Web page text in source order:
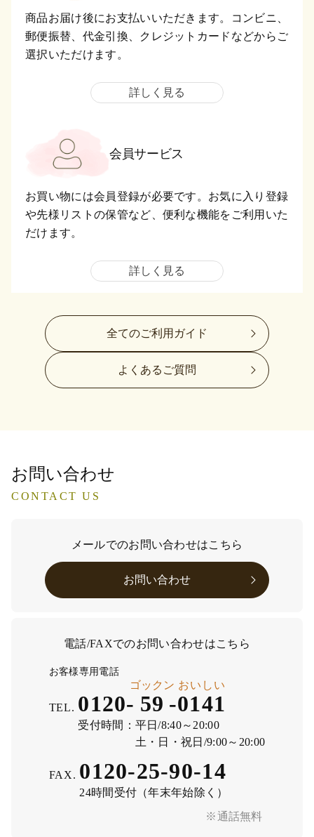
商品お届け後にお支払いいただきます。コンビニ、
郵便振替、代金引換、クレジットカードなどからご
選択いただけます。
詳しく見る
会員サービス
お買い物には会員登録が必要です。お気に入り登録
や先様リストの保管など、便利な機能をご利用いた
だけます。
詳しく見る
全てのご利用ガイド
よくあるご質問
お問い合わせ
CONTACT US
メールでのお問い合わせはこちら
お問い合わせ
電話/FAXでのお問い合わせはこちら
※通話無料
お客様専用電話
TEL. 0120- 59
ゴックン
-0141
おいしい
受付時間： 平日/8:40～20:00
土・日・祝日/9:00～20:00
FAX. 0120-25-90-14
24時間受付（年末年始除く）